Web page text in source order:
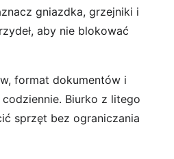
gniazdka, grzejniki i
aby nie blokować
format dokumentów i
Biurko z litego
sprzęt bez ograniczania